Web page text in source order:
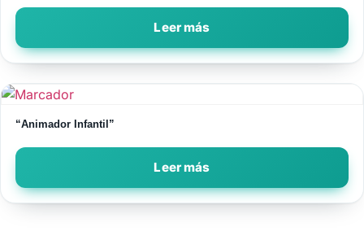
Leer más
“Animador Infantil”
Leer más